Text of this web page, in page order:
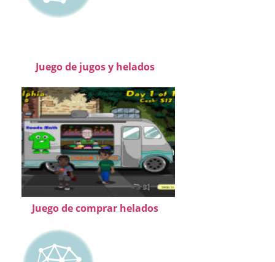
Juego de jugos y helados
Juego de comprar helados